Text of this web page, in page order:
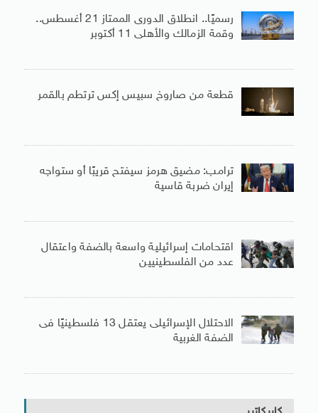
رسميًا.. انطلاق الدورى الممتاز 21 أغسطس..
وقمة الزمالك والأهلى 11 أكتوبر
قطعة من صاروخ سبيس إكس ترتطم بالقمر
ترامب: مضيق هرمز سيفتح قريبًا أو ستواجه
إيران ضربة قاسية
اقتحامات إسرائيلية واسعة بالضفة واعتقال
عدد من الفلسطينيين
الاحتلال الإسرائيلى يعتقل 13 فلسطينيًا فى
الضفة الغربية